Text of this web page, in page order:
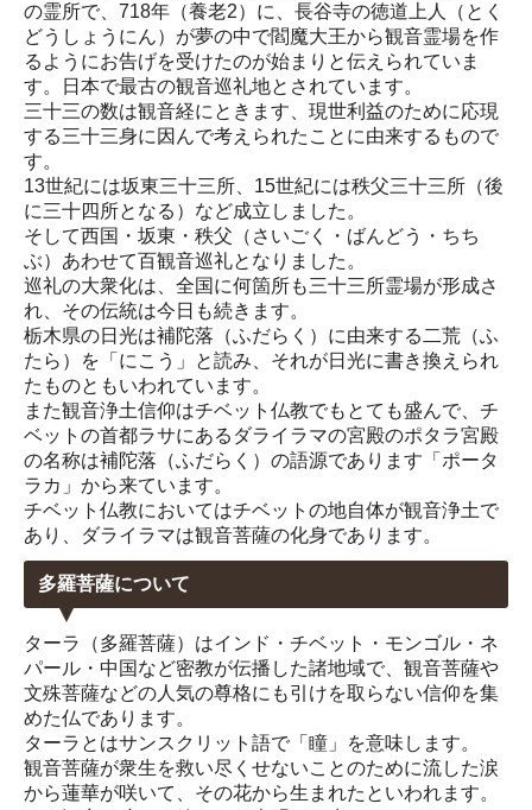
の霊所で、718年（養老2）に、長谷寺の徳道上人（とく
どうしょうにん）が夢の中で閻魔大王から観音霊場を作
るようにお告げを受けたのが始まりと伝えられていま
す。日本で最古の観音巡礼地とされています。
三十三の数は観音経にときます、現世利益のために応現
する三十三身に因んで考えられたことに由来するもので
す。
13世紀には坂東三十三所、15世紀には秩父三十三所（後
に三十四所となる）など成立しました。
そして西国・坂東・秩父（さいごく・ばんどう・ちち
ぶ）あわせて百観音巡礼となりました。
巡礼の大衆化は、全国に何箇所も三十三所霊場が形成さ
れ、その伝統は今日も続きます。
栃木県の日光は補陀落（ふだらく）に由来する二荒（ふ
たら）を「にこう」と読み、それが日光に書き換えられ
たものともいわれています。
また観音浄土信仰はチベット仏教でもとても盛んで、チ
ベットの首都ラサにあるダライラマの宮殿のポタラ宮殿
の名称は補陀落（ふだらく）の語源であります「ポータ
ラカ」から来ています。
チベット仏教においてはチベットの地自体が観音浄土で
あり、ダライラマは観音菩薩の化身であります。
多羅菩薩について
ターラ（多羅菩薩）はインド・チベット・モンゴル・ネ
パール・中国など密教が伝播した諸地域で、観音菩薩や
文殊菩薩などの人気の尊格にも引けを取らない信仰を集
めた仏であります。
ターラとはサンスクリット語で「瞳」を意味します。
観音菩薩が衆生を救い尽くせないことのために流した涙
から蓮華が咲いて、その花から生まれたといわれます。